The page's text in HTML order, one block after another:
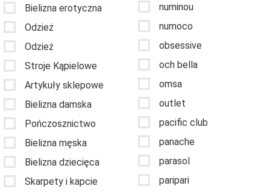
Bielizna erotyczna
Odzież
Odzież
Stroje Kąpielowe
Artykuły sklepowe
Bielizna damska
Pończosznictwo
Bielizna męska
Bielizna dziecięca
Skarpety i kapcie
numinou
numoco
obsessive
och bella
omsa
outlet
pacific club
panache
parasol
paripari